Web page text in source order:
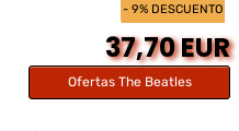
- 9% DESCUENTO
37,70 EUR
Ofertas The Beatles